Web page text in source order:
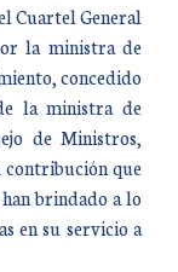
Cuartel General
la ministra de
concedido
la ministra de
de Ministros,
que
brindado a lo
en su servicio a